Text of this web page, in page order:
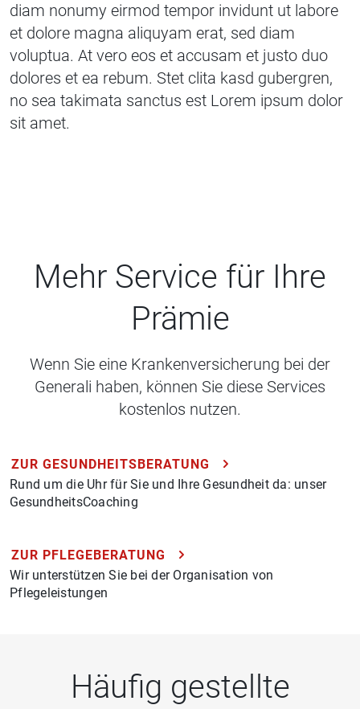
diam nonumy eirmod tempor invidunt ut labore
et dolore magna aliquyam erat, sed diam
voluptua. At vero eos et accusam et justo duo
dolores et ea rebum. Stet clita kasd gubergren,
no sea takimata sanctus est Lorem ipsum dolor
sit amet.
Mehr Service für Ihre
Prämie
Wenn Sie eine Krankenversicherung bei der
Generali haben, können Sie diese Services
kostenlos nutzen.
ZUR GESUNDHEITSBERATUNG
Rund um die Uhr für Sie und Ihre Gesundheit da: unser
GesundheitsCoaching
ZUR PFLEGEBERATUNG
Wir unterstützen Sie bei der Organisation von
Pflegeleistungen
Häufig gestellte